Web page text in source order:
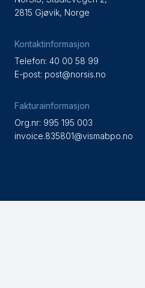
2815 Gjøvik, Norge
Kontaktinformasjon
Telefon: 40 00 58 99
E-post: post@norsis.no
Fakturainformasjon
Org.nr: 995 195 003
invoice.835801@vismabpo.no